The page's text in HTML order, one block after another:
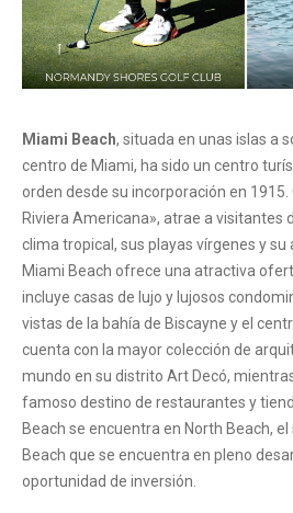
Miami Beach, situada en unas islas a
centro de Miami, ha sido un centro
orden desde su incorporación en 1915.
Riviera Americana», atrae a visitantes
clima tropical, sus playas vírgenes y su
Miami Beach ofrece una atractiva
incluye casas de lujo y lujosos
vistas de la bahía de Biscayne y el
cuenta con la mayor colección de
mundo en su distrito Art Decó,
famoso destino de restaurantes y
Beach se encuentra en North Beach,
Beach que se encuentra en pleno
oportunidad de inversión.